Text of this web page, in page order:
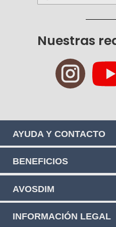
Nuestras
a
de
AYUDA Y CONTACTO
BENEFICIOS
AVOSDIM
INFORMACIÓN LEGAL